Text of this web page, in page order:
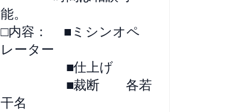
能。
□内容： ■ミシンオペ
レーター
■仕上げ
■裁断 各若
干名